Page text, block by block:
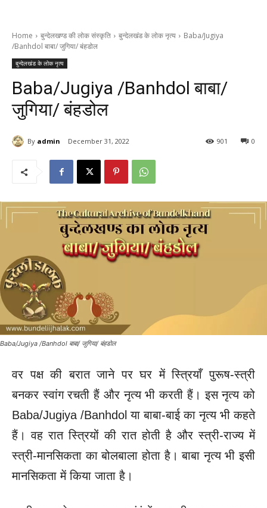
Home बुन्देलखण्ड की लोक संस्कृति बुन्देलखंड के लोक नृत्य
Baba/Jugiya
/Banhdol बाबा/ जुगिया/ बंहडोल
बुन्देलखंड के लोक नृत्य
Baba/Jugiya /Banhdol बाबा/
जुगिया/ बंहडोल
By admin December 31, 2022 0
901
Baba/Jugiya /Banhdol बाबा/ जुगिया/ बंहडोल
वर पक्ष की बरात जाने पर घर में स्त्रियाँ पुरूष-स्त्री
बनकर स्वांग रचती हैं और नृत्य भी करती हैं। इस नृत्य को
Baba/Jugiya /Banhdol या बाबा-बाई का नृत्य भी कहते
हैं। वह रात स्त्रियों की रात होती है और स्त्री-राज्य में
स्त्री-मानसिकता का बोलबाला होता है। बाबा नृत्य भी इसी
मानसिकता में किया जाता है।